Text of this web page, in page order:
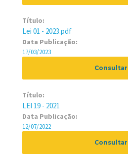
Título:
Lei 01 - 2023.pdf
Data Publicação:
17/03/2023
Consultar
Título:
LEI 19 - 2021
Data Publicação:
12/07/2022
Consultar